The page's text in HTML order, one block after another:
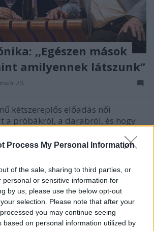
Process My Personal Information
of the sale, sharing to third parties, or
personal or sensitive information for
by us, please use the below opt-out
selection. Please note that after your
you may continue seeing
based on personal information utilized by
,,Egészen mások
amilyennek látszunk”
20.
kétszereplős előadás női
a próbákról, a darabról, és hogy